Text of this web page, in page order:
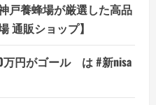
戸養蜂場が厳選した高品
通販ショップ】
万円がゴール は #新nisa